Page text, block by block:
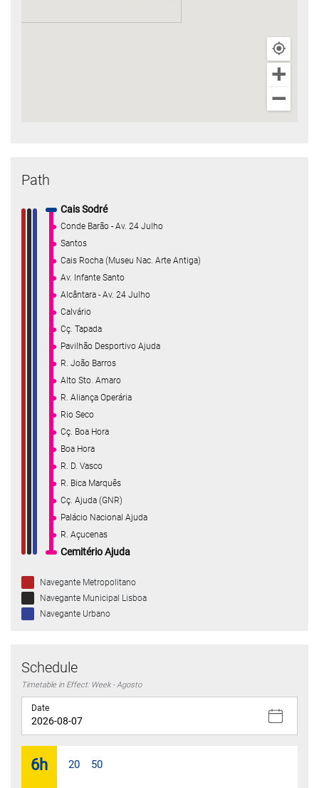
Path
Cais Sodré
Conde Barão - Av. 24 Julho
Santos
Cais Rocha (Museu Nac. Arte Antiga)
Av. Infante Santo
Alcântara - Av. 24 Julho
Calvário
Cç. Tapada
Pavilhão Desportivo Ajuda
R. João Barros
Alto Sto. Amaro
R. Aliança Operária
Rio Seco
Cç. Boa Hora
Boa Hora
R. D. Vasco
R. Bica Marquês
Cç. Ajuda (GNR)
Palácio Nacional Ajuda
R. Açucenas
Cemitério Ajuda
Navegante Metropolitano
Navegante Municipal Lisboa
Navegante Urbano
Schedule
Date
Timetable in Effect: Week - Agosto
6h 20 50